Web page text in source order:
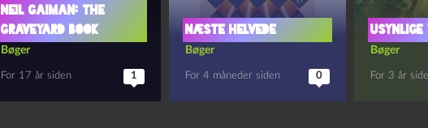
Neil Gaiman: The
Graveyard Book
Bøger
For 17 år siden 1
Næste helvede
Bøger
For 4 måneder siden 0
Usynlige
Bøger
For 3 år